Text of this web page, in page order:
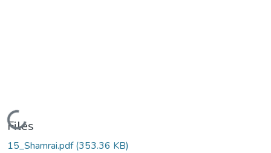
Loading...
Files
15_Shamrai.pdf(353.36 KB)